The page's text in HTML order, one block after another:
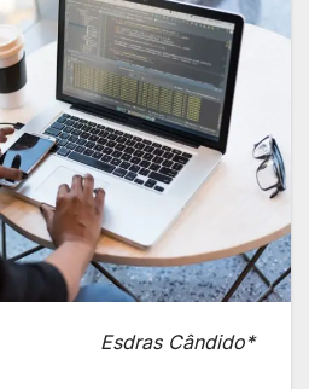
Esdras Cândido*